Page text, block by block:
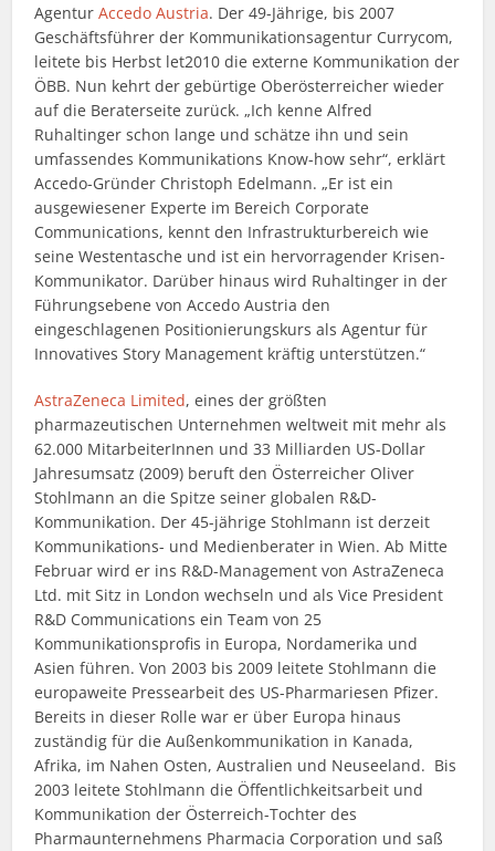
AgenturAccedo Austria. Der 49-Jährige, bis 2007
Geschäftsführer der Kommunikationsagentur Currycom,
leitete bis Herbst let2010 die externe Kommunikation der
ÖBB. Nun kehrt der gebürtige Oberösterreicher wieder
auf die Beraterseite zurück. „Ich kenne Alfred
Ruhaltinger schon lange und schätze ihn und sein
umfassendes Kommunikations Know-how sehr“, erklärt
Accedo-Gründer Christoph Edelmann. „Er ist ein
ausgewiesener Experte im Bereich Corporate
Communications, kennt den Infrastrukturbereich wie
seine Westentasche und ist ein hervorragender Krisen-
Kommunikator. Darüber hinaus wird Ruhaltinger in der
Führungsebene von Accedo Austria den
eingeschlagenen Positionierungskurs als Agentur für
Innovatives Story Management kräftig unterstützen.“
AstraZeneca Limited, eines der größten
pharmazeutischen Unternehmen weltweit mit mehr als
62.000 MitarbeiterInnen und 33 Milliarden US-Dollar
Jahresumsatz (2009) beruft den Österreicher Oliver
Stohlmann an die Spitze seiner globalen R&D-
Kommunikation. Der 45-jährige Stohlmann ist derzeit
Kommunikations- und Medienberater in Wien. Ab Mitte
Februar wird er ins R&D-Management von AstraZeneca
Ltd. mit Sitz in London wechseln und als Vice President
R&D Communications ein Team von 25
Kommunikationsprofis in Europa, Nordamerika und
Asien führen. Von 2003 bis 2009 leitete Stohlmann die
europaweite Pressearbeit des US-Pharmariesen Pfizer.
Bereits in dieser Rolle war er über Europa hinaus
zuständig für die Außenkommunikation in Kanada,
Afrika, im Nahen Osten, Australien und Neuseeland. Bis
2003 leitete Stohlmann die Öffentlichkeitsarbeit und
Kommunikation der Österreich-Tochter des
Pharmaunternehmens Pharmacia Corporation und saß